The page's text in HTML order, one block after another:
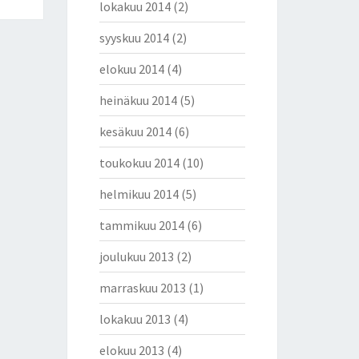
lokakuu 2014(2)
syyskuu 2014(2)
elokuu 2014(4)
heinäkuu 2014(5)
kesäkuu 2014(6)
toukokuu 2014(10)
helmikuu 2014(5)
tammikuu 2014(6)
joulukuu 2013 (2)
marraskuu 2013 (1)
lokakuu 2013 (4)
elokuu 2013 (4)